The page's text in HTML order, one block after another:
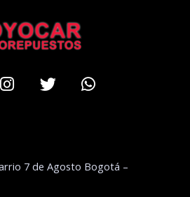
Instagram
TwitterWhatsapp
7 de Agosto Bogotá –